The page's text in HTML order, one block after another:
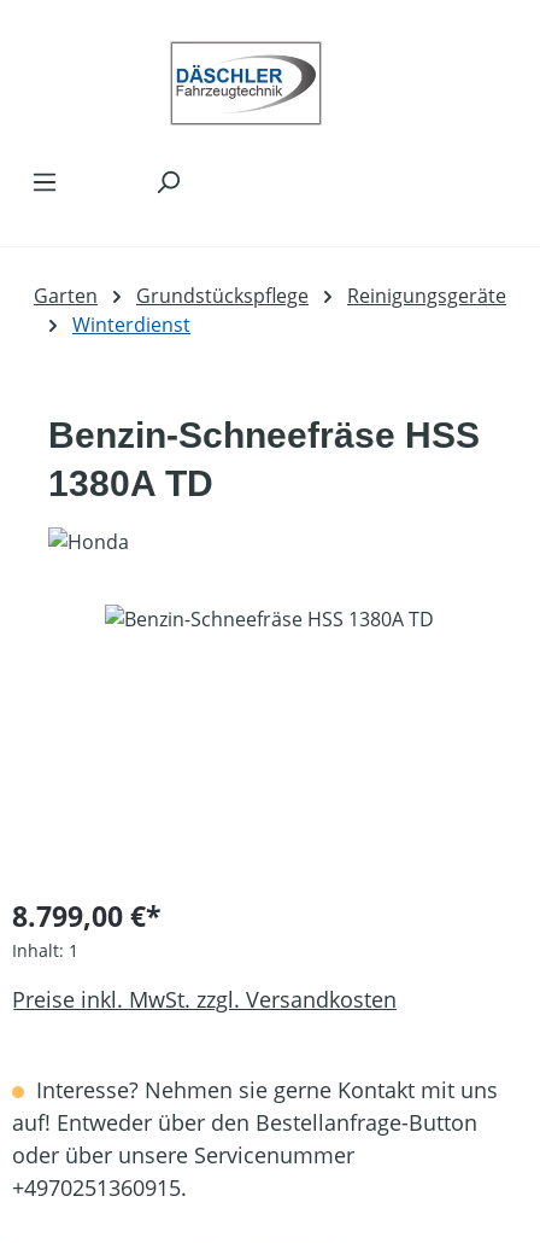
Garten Grundstückspflege
Reinigungsgeräte
Winterdienst
Benzin-Schneefräse HSS
1380A TD
Bildergalerie überspringen
8.799,00 €*
Inhalt: 1
Preise inkl. MwSt. zzgl. Versandkosten
Interesse? Nehmen sie gerne Kontakt mit uns
auf! Entweder über den Bestellanfrage-Button
oder über unsere Servicenummer
+4970251360915.